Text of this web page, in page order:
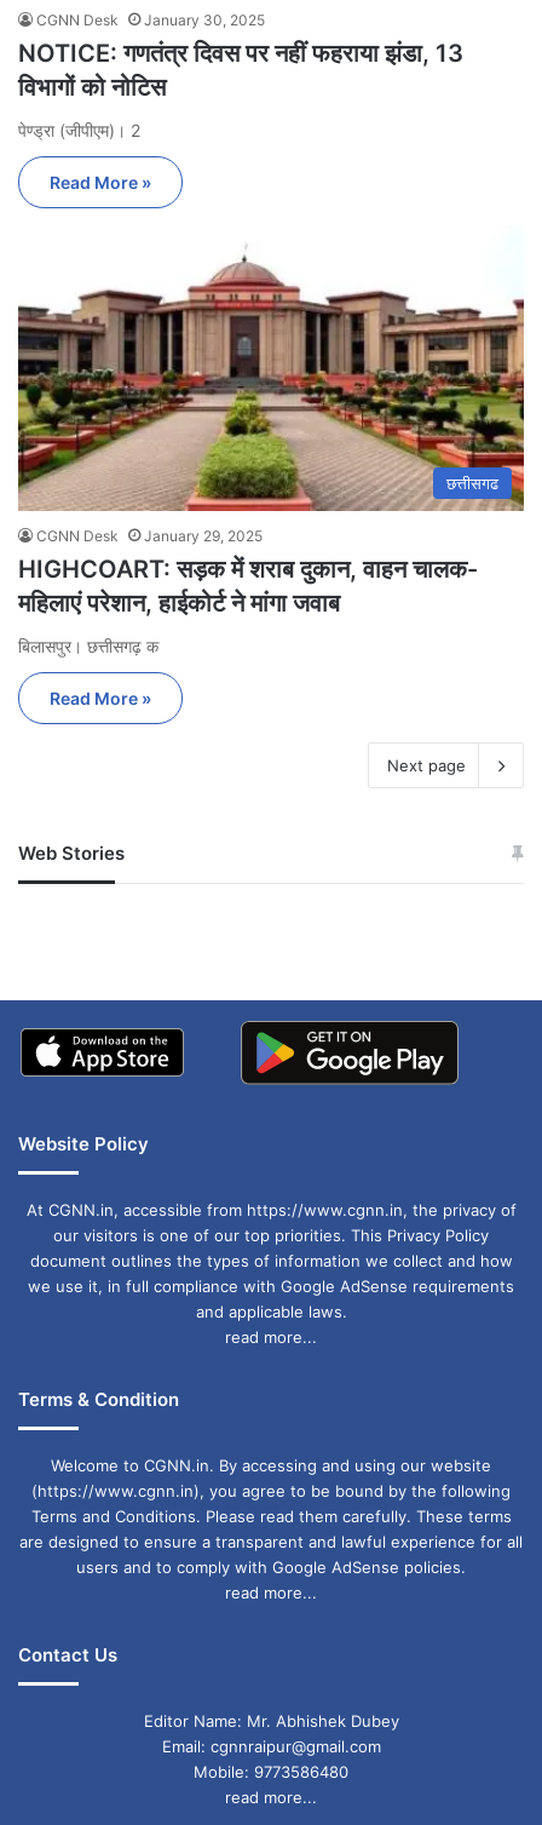
CGNN Desk January 30, 2025
NOTICE: गणतंत्र दिवस पर नहीं फहराया झंडा, 13
विभागों को नोटिस
पेण्ड्रा (जीपीएम)। 2
Read More »
छत्तीसगढ
CGNN Desk January 29, 2025
HIGHCOART: सड़क में शराब दुकान, वाहन चालक-
महिलाएं परेशान, हाईकोर्ट ने मांगा जवाब
बिलासपुर। छत्तीसगढ़ क
Read More »
Next page
Web Stories
जम्मू-कश्मीर में बारिश से
अपडेट
खाई में धक्का… आरोपियों ने
Website Policy
At CGNN.in, accessible from https://www.cgnn.in, the privacy of
our visitors is one of our top priorities. This Privacy Policy
document outlines the types of information we collect and how
we use it, in full compliance with Google AdSense requirements
and applicable laws.
read more...
Terms & Condition
Welcome to CGNN.in. By accessing and using our website
(https://www.cgnn.in), you agree to be bound by the following
Terms and Conditions. Please read them carefully. These terms
are designed to ensure a transparent and lawful experience for all
users and to comply with Google AdSense policies.
read more...
Contact Us
Editor Name: Mr. Abhishek Dubey
Email: cgnnraipur@gmail.com
Mobile: 9773586480
read more...